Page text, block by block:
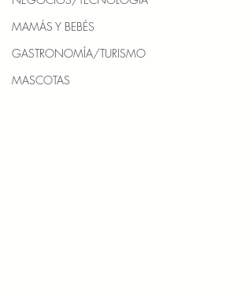
MAMÁS Y BEBÉS
GASTRONOMÍA/TURISMO
MASCOTAS